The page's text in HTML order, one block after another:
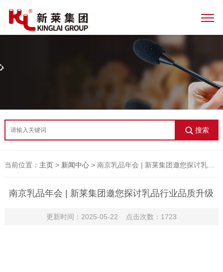
搜索
当前位置： 主页> 新闻中心> 南京乳品年会 | 新莱集团邀您探讨乳品行业品质升级
南京乳品年会 | 新莱集团邀您探讨乳品行业品质升级
更新时间：2025-05-22 点击次数：1723